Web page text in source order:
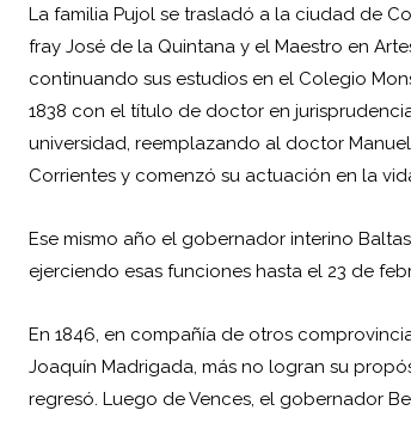
La familia Pujol se trasladó a la ciudad de
fray José de la Quintana y el Maestro en
continuando sus estudios en el Colegio
1838 con el título de doctor en
universidad, reemplazando al doctor
Corrientes y comenzó su actuación en la
Ese mismo año el gobernador interino
ejerciendo esas funciones hasta el 23 de
En 1846, en compañía de otros
Joaquín Madrigada, más no logran su
regresó. Luego de Vences, el gobernador